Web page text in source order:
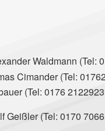
Waldmann (Tel:
Cimander (Tel:
(Tel: 0176
Geißler (Tel: 0170